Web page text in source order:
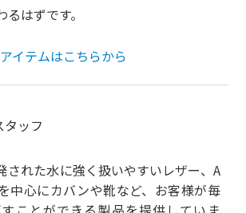
はずです。
イテムはこちらから
タッフ
された水に強く扱いやすいレザー、A
中心にカバンや靴など、お客様が毎